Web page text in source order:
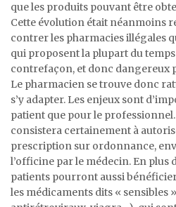
que les produits pouvant être
Cette évolution était néanmoins
contrer les pharmacies illégales
qui proposent la plupart du
contrefaçon, et donc dangereux
Le pharmacien se trouve donc
s’y adapter. Les enjeux sont
patient que pour le
consistera certainement à
prescription sur ordonnance,
l’officine par le médecin. En plus
patients pourront aussi
les médicaments dits « sensibles